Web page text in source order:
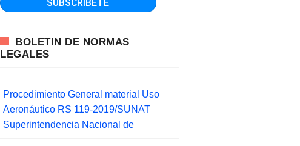
BOLETIN DE NORMAS
LEGALES
Procedimiento General material Uso
Aeronáutico RS 119-2019/SUNAT
Superintendencia Nacional de